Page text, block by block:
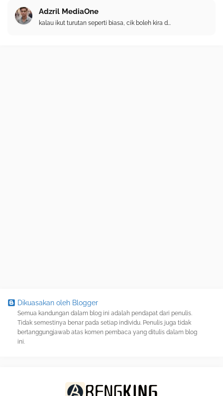
Adzril MediaOne
kalau ikut turutan seperti biasa, cik boleh kira d...
Dikuasakan oleh Blogger
Semua kandungan dalam blog ini adalah pendapat dari penulis.
Tidak semestinya benar pada setiap individu. Penulis juga tidak
bertanggungjawab atas komen pembaca yang ditulis dalam blog
ini.